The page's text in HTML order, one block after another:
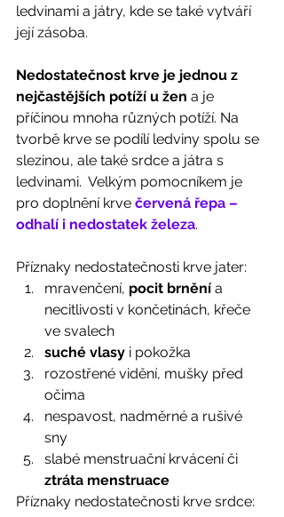
ledvinami a játry, kde se také vytváří
její zásoba.
Nedostatečnost krve je jednou z
nejčastějších potíží u žen a je
příčinou mnoha různých potíží. Na
tvorbě krve se podílí ledviny spolu se
slezinou, ale také srdce a játra s
ledvinami.  Velkým pomocníkem je
pro doplnění krve červená řepa –
odhalí i nedostatek železa.
Příznaky nedostatečnosti krve jater:
mravenčení, pocit brnění a
necitlivosti v končetinách, křeče
suché vlasy
rozostřené vidění, mušky před
nespavost, nadměrné a rušivé
slabé menstruační krvácení či
ztráta menstruace
Příznaky nedostatečnosti krve srdce: